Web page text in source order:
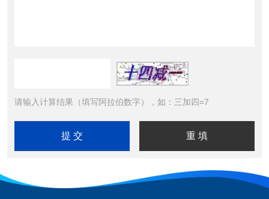
请输入计算结果（填写阿拉伯数字），如：三加四=7